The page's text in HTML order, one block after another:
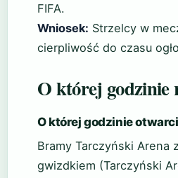
FIFA.
Wniosek: Strzelcy w
cierpliwość do czasu
O której godzinie
O której godzinie
Bramy Tarczyński
gwizdkiem (Tarczyński